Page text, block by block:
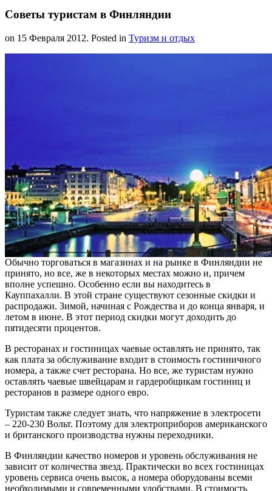
Советы туристам в Финляндии
on 15 Февраля 2012. Posted in Туризм и отдых
Обычно торговаться в магазинах и на рынке в Финляндии не
принято, но все, же в некоторых местах можно и, причем
вполне успешно. Особенно если вы находитесь в
Кауппахалли. В этой стране существуют сезонные скидки и
распродажи. Зимой, начиная с Рождества и до конца января, и
летом в июне. В этот период скидки могут доходить до
пятидесяти процентов.
В ресторанах и гостиницах чаевые оставлять не принято, так
как плата за обслуживание входит в стоимость гостиничного
номера, а также счет ресторана. Но все, же туристам нужно
оставлять чаевые швейцарам и гардеробщикам гостиниц и
ресторанов в размере одного евро.
Туристам также следует знать, что напряжение в электросети
– 220-230 Вольт. Поэтому для электроприборов американского
и британского производства нужны переходники.
В Финляндии качество номеров и уровень обслуживания не
зависит от количества звезд. Практически во всех гостиницах
уровень сервиса очень высок, а номера оборудованы всеми
необходимыми и современными удобствами. В стоимость